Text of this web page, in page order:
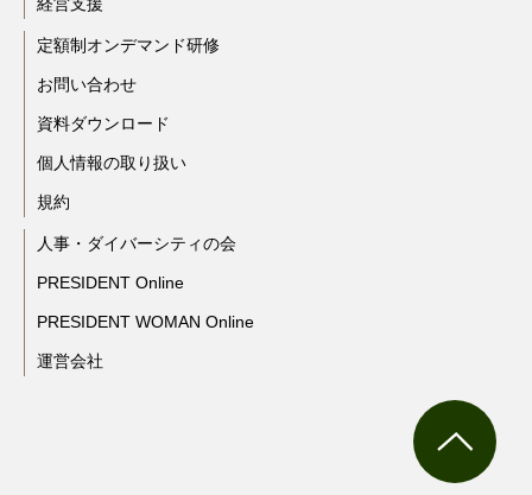
経営支援
定額制オンデマンド研修
お問い合わせ
資料ダウンロード
個人情報の取り扱い
規約
人事・ダイバーシティの会
PRESIDENT Online
PRESIDENT WOMAN Online
運営会社